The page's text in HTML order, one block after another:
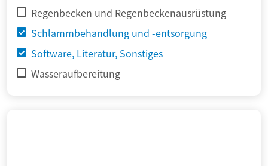
Regenbecken und Regenbeckenausrüstung
Schlammbehandlung und -entsorgung
Software, Literatur, Sonstiges
Wasseraufbereitung